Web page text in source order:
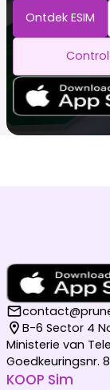
Ontdek ESIM
B-6 Sector 4
Ministerie van
Goedkeuringsnr.
KOOP Sim